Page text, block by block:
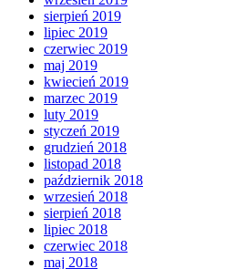
sierpień 2019
lipiec 2019
czerwiec 2019
maj 2019
kwiecień 2019
marzec 2019
luty 2019
styczeń 2019
grudzień 2018
listopad 2018
październik 2018
wrzesień 2018
sierpień 2018
lipiec 2018
czerwiec 2018
maj 2018